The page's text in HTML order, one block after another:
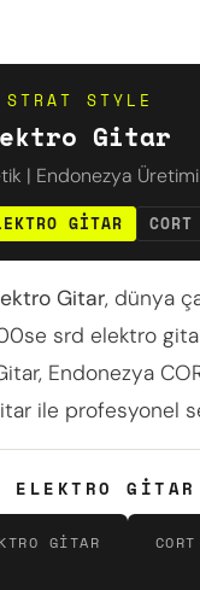
STYLE
Gitar
| Endonezya Üretimi
GITAR CORT
Gitar, dünya
srd elektro
Endonezya
ile profesyonel
ELEKTRO
GITAR